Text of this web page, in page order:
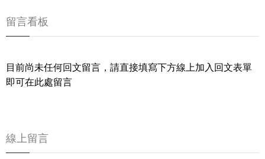
留言看板
目前尚未任何回文留言，請直接填寫下方線上加入回文表單
即可在此處留言
線上留言